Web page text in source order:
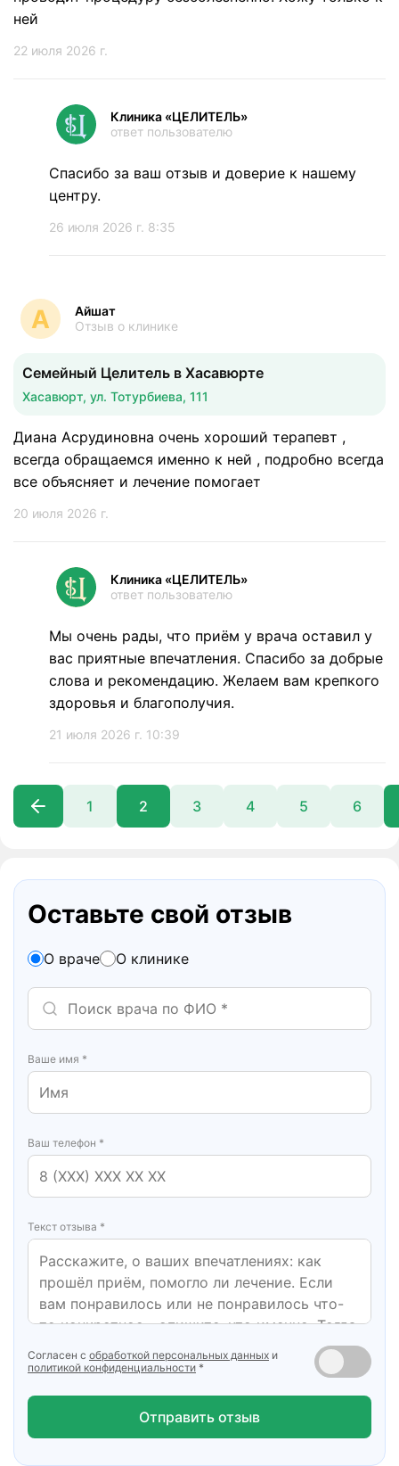
ней
22 июля 2026 г.
Клиника «ЦЕЛИТЕЛЬ»
ответ пользователю
Спасибо за ваш отзыв и доверие к нашему
центру.
26 июля 2026 г. 8:35
А
Айшат
Отзыв о клинике
Семейный Целитель в Хасавюрте
Хасавюрт, ул. Тотурбиева, 111
Диана Асрудиновна очень хороший терапевт ,
всегда обращаемся именно к ней , подробно всегда
все объясняет и лечение помогает
20 июля 2026 г.
Клиника «ЦЕЛИТЕЛЬ»
ответ пользователю
Мы очень рады, что приём у врача оставил у
вас приятные впечатления. Спасибо за добрые
слова и рекомендацию. Желаем вам крепкого
здоровья и благополучия.
21 июля 2026 г. 10:39
1 2 3 4 5 6
Оставьте свой отзыв
О враче О клинике
Ваше имя *
Ваш телефон *
Текст отзыва *
Согласен с обработкой персональных данных и
политикой конфиденциальности *
Отправить отзыв